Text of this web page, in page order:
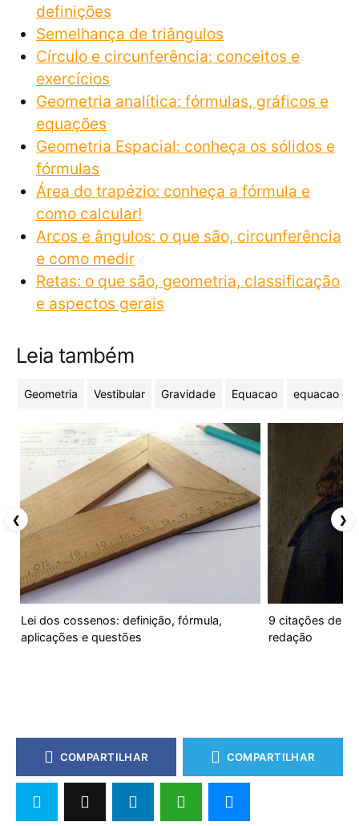
definições
Semelhança de triângulos
Círculo e circunferência: conceitos e
exercícios
Geometria analítica: fórmulas, gráficos e
equações
Geometria Espacial: conheça os sólidos e
fórmulas
Área do trapézio: conheça a fórmula e
como calcular!
Arcos e ângulos: o que são, circunferência
e como medir
Retas: o que são, geometria, classificação
e aspectos gerais
Leia também
Geometria Vestibular Gravidade Equacao equacao
Lei dos cossenos: definição, fórmula,
aplicações e questões
9 citações de
redação
❮ ❯
COMPARTILHAR COMPARTILHAR